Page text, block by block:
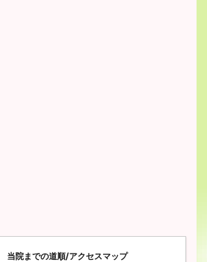
当院までの道順/アクセスマップ